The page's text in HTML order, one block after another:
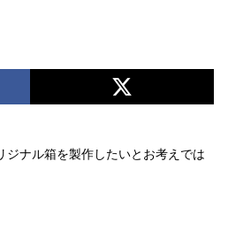
ジナル箱を製作したいとお考えでは